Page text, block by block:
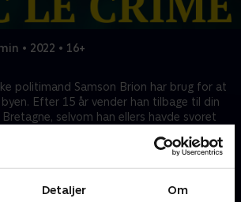
Detaljer Om
• 2022 • 16+
politimand Samson Brion har brug for at
Efter 15 år vender han tilbage til din
selvom han ellers havde svoret
kvinde beder ham straks efterforske sin